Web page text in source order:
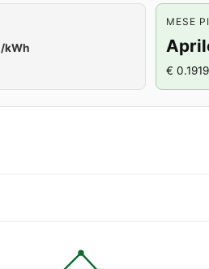
/kWh
MESE
€